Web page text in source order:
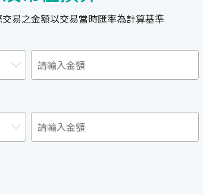
易之金額以交易當時匯率為計算基準